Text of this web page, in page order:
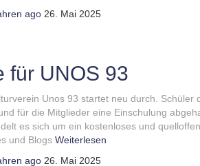
ago 26. Mai 2025
für UNOS 93
Unos 93 startet neu durch.
für die Mitglieder eine Einschulung
es sich um ein kostenloses und
und Blogs Weiterlesen
ago 26. Mai 2025